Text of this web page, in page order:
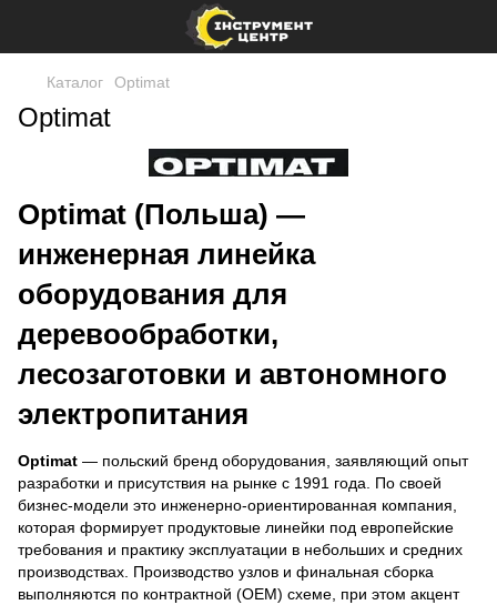
Каталог Optimat
Optimat
Optimat (Польша) —
инженерная линейка
оборудования для
деревообработки,
лесозаготовки и автономного
электропитания
Optimat — польский бренд оборудования, заявляющий опыт
разработки и присутствия на рынке с 1991 года. По своей
бизнес-модели это инженерно-ориентированная компания,
которая формирует продуктовые линейки под европейские
требования и практику эксплуатации в небольших и средних
производствах. Производство узлов и финальная сборка
выполняются по контрактной (OEM) схеме, при этом акцент